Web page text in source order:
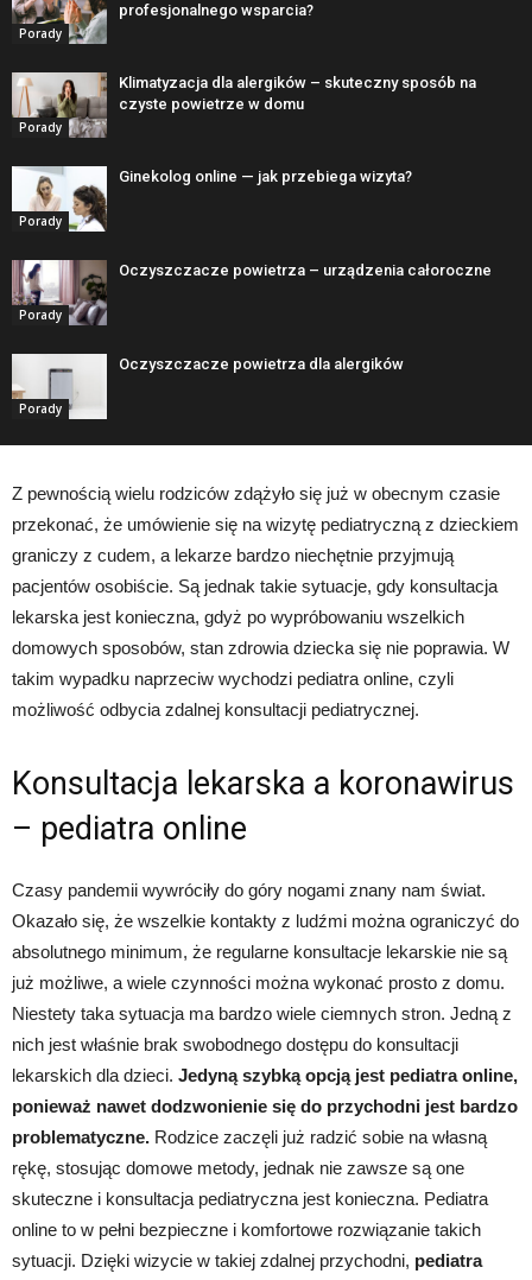
Porady
profesjonalnego wsparcia?
Porady
Klimatyzacja dla alergików – skuteczny sposób na
czyste powietrze w domu
Porady
Ginekolog online — jak przebiega wizyta?
Porady
Oczyszczacze powietrza – urządzenia całoroczne
Porady
Oczyszczacze powietrza dla alergików
Z pewnością wielu rodziców zdążyło się już w obecnym czasie
przekonać, że umówienie się na wizytę pediatryczną z dzieckiem
graniczy z cudem, a lekarze bardzo niechętnie przyjmują
pacjentów osobiście. Są jednak takie sytuacje, gdy konsultacja
lekarska jest konieczna, gdyż po wypróbowaniu wszelkich
domowych sposobów, stan zdrowia dziecka się nie poprawia. W
takim wypadku naprzeciw wychodzi pediatra online, czyli
możliwość odbycia zdalnej konsultacji pediatrycznej.
Konsultacja lekarska a koronawirus
– pediatra online
Czasy pandemii wywróciły do góry nogami znany nam świat.
Okazało się, że wszelkie kontakty z ludźmi można ograniczyć do
absolutnego minimum, że regularne konsultacje lekarskie nie są
już możliwe, a wiele czynności można wykonać prosto z domu.
Niestety taka sytuacja ma bardzo wiele ciemnych stron. Jedną z
nich jest właśnie brak swobodnego dostępu do konsultacji
lekarskich dla dzieci. Jedyną szybką opcją jest pediatra online,
ponieważ nawet dodzwonienie się do przychodni jest bardzo
problematyczne. Rodzice zaczęli już radzić sobie na własną
rękę, stosując domowe metody, jednak nie zawsze są one
skuteczne i konsultacja pediatryczna jest konieczna. Pediatra
online to w pełni bezpieczne i komfortowe rozwiązanie takich
sytuacji. Dzięki wizycie w takiej zdalnej przychodni, pediatra